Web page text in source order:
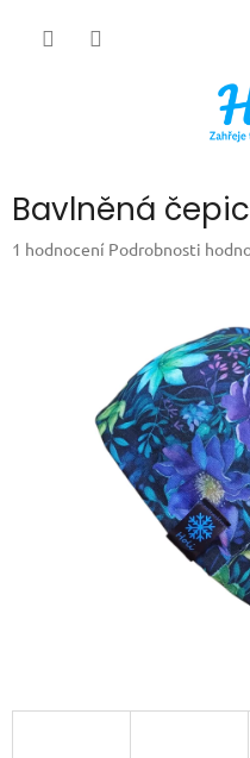
Bavlněná
Průměrné
1 hodnocení Podrobnosti